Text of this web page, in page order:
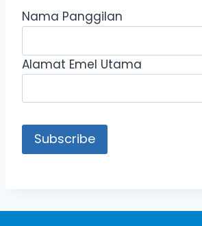
Nama Panggilan
Alamat Emel Utama